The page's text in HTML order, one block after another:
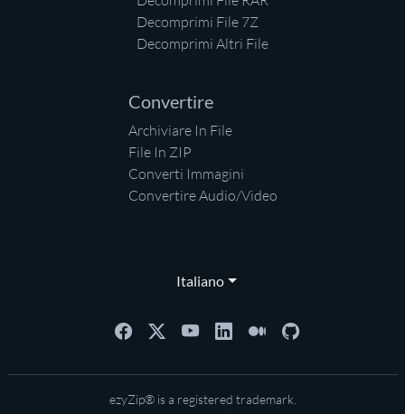
Decomprimi File 7Z
Decomprimi Altri File
Convertire
Archiviare In File
File In ZIP
Converti Immagini
Convertire Audio/Video
Italiano
ezyZip® is a registered trademark.